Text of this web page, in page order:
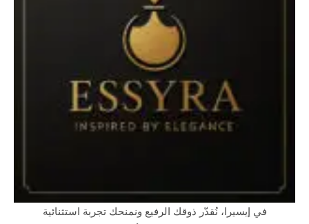
في إيسيرا، نُقدّر ذوقك الرفيع ونمنحك تجربة استثنائية